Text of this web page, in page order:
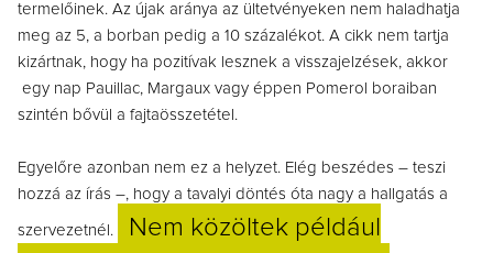
termelőinek. Az újak aránya az ültetvényeken nem haladhatja
meg az 5, a borban pedig a 10 százalékot. A cikk nem tartja
kizártnak, hogy ha pozitívak lesznek a visszajelzések, akkor
egy nap Pauillac, Margaux vagy éppen Pomerol boraiban
szintén bővül a fajtaösszetétel.
Egyelőre azonban nem ez a helyzet. Elég beszédes – teszi
hozzá az írás –, hogy a tavalyi döntés óta nagy a hallgatás a
szervezetnél.
Nem közöltek például